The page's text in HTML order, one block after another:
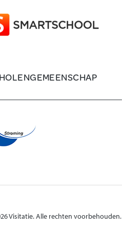
Visitatie. Alle rechten voorbehouden.